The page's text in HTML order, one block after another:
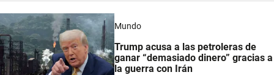
Mundo
Trump acusa a las petroleras de
ganar “demasiado dinero” gracias a
la guerra con Irán